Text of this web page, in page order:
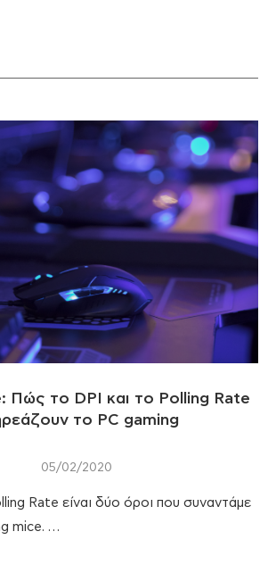
Πώς το DPI και το Polling Rate
το PC gaming
05/02/2020
Rate είναι δύο όροι που συναντάμε
mice. …